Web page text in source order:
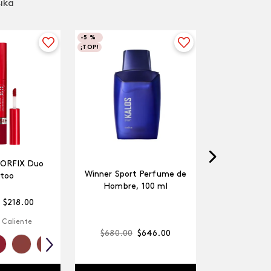
Duo
$218 .00
Caliente
-5 %
¡TOP!
Winner Sport Perfume de
Hombre, 100 ml
$680.00 $646 .00